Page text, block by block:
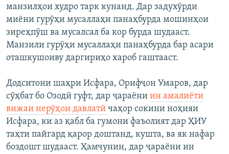
манзилҳои худро тарк кунанд. Дар задухӯрди
миёни гурӯҳи мусаллаҳи панаҳбурда мошинҳои
зиреҳпӯш ва мусалсал ба кор бурда шудааст.
Манзили гурӯҳи мусаллаҳи панаҳбурда бар асари
оташкушоиву даргириҳо хароб гаштааст.
Додситони шаҳри Исфара, Орифҷон Умаров, дар
сӯҳбат бо Озодӣ гуфт, дар ҷараёни ин амалиёти
вижаи нерӯҳои давлатӣ чаҳор сокини ноҳияи
Исфара, ки аз қабл ба гумони фаъолият дар ҲИУ
таҳти пайгард қарор доштанд, кушта, ва як нафар
боздошт шудааст. Ҳамчунин, дар ҷараёни ин